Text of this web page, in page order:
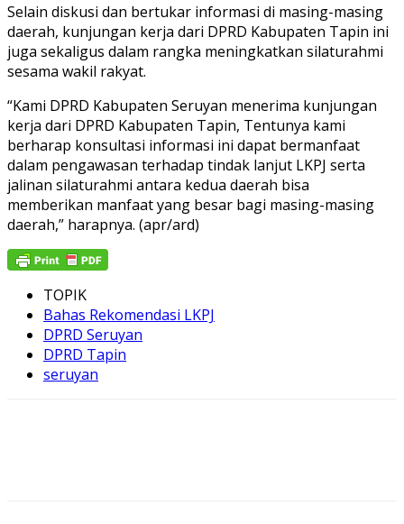
Selain diskusi dan bertukar informasi di masing-masing
daerah, kunjungan kerja dari DPRD Kabupaten Tapin ini
juga sekaligus dalam rangka meningkatkan silaturahmi
sesama wakil rakyat.
“Kami DPRD Kabupaten Seruyan menerima kunjungan
kerja dari DPRD Kabupaten Tapin, Tentunya kami
berharap konsultasi informasi ini dapat bermanfaat
dalam pengawasan terhadap tindak lanjut LKPJ serta
jalinan silaturahmi antara kedua daerah bisa
memberikan manfaat yang besar bagi masing-masing
daerah,” harapnya. (apr/ard)
TOPIK
Bahas Rekomendasi LKPJ
DPRD Seruyan
DPRD Tapin
seruyan